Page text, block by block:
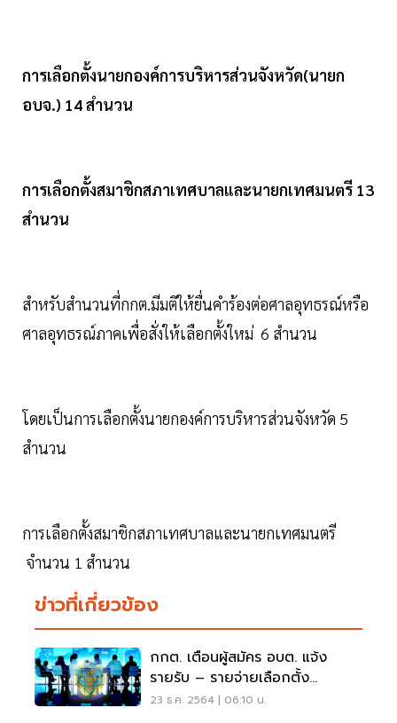
การเลือกตั้งนายกองค์การบริหารส่วนจังหวัด(นายก
อบจ.) 14 สำนวน
การเลือกตั้งสมาชิกสภาเทศบาลและนายกเทศมนตรี 13
สำนวน
สำหรับสำนวนที่กกต.มีมติให้ยื่นคำร้องต่อศาลอุทธรณ์หรือ
ศาลอุทธรณ์ภาคเพื่อสั่งให้เลือกตั้งใหม่ 6 สำนวน
โดยเป็นการเลือกตั้งนายกองค์การบริหารส่วนจังหวัด 5
สำนวน
การเลือกตั้งสมาชิกสภาเทศบาลและนายกเทศมนตรี
จำนวน 1 สำนวน
ข่าวที่เกี่ยวข้อง
กกต. เตือนผู้สมัคร อบต. แจ้ง
รายรับ – รายจ่ายเลือกตั้ง
ภายใน26ก.พ.65
23 ธ.ค. 2564 | 06:10 น.